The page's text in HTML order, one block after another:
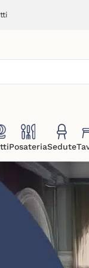
PosateriaSedute